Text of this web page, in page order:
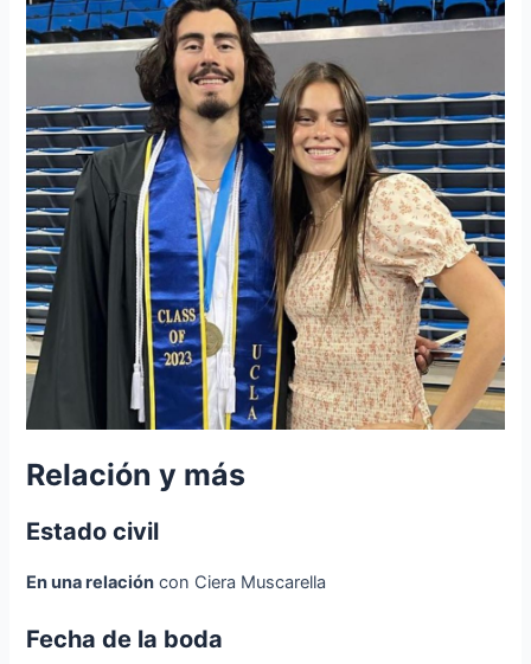
Relación y más
Estado civil
En una relación con Ciera Muscarella
Fecha de la boda